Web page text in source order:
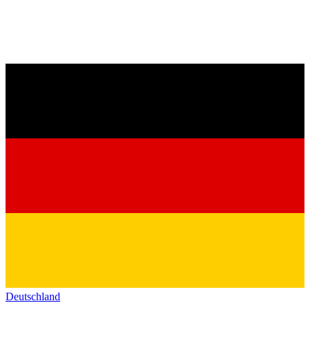
Deutschland